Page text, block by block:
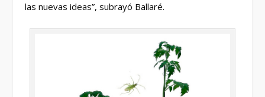
las nuevas ideas”, subrayó Ballaré.